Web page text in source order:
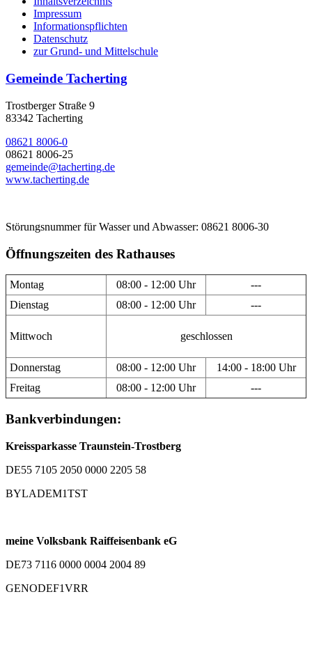
Impressum
Informationspflichten
Datenschutz
zur Grund- und Mittelschule
Gemeinde Tacherting
Trostberger Straße 9
83342 Tacherting
08621 8006-0
08621 8006-25
gemeinde@tacherting.de
www.tacherting.de
Störungsnummer für Wasser und Abwasser: 08621 8006-30
Öffnungszeiten des Rathauses
Montag 08:00 - 12:00 Uhr
---
Dienstag
08:00 - 12:00 Uhr ---
Mittwoch geschlossen
Donnerstag 08:00 - 12:00 Uhr
14:00 - 18:00 Uhr
Freitag
08:00 - 12:00 Uhr ---
Bankverbindungen:
Kreissparkasse Traunstein-Trostberg
DE55 7105 2050 0000 2205 58
BYLADEM1TST
meine Volksbank Raiffeisenbank eG
DE73 7116 0000 0004 2004 89
GENODEF1VRR